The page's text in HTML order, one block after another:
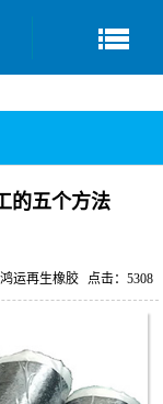
的五个方法
点击：5308
运再生橡胶